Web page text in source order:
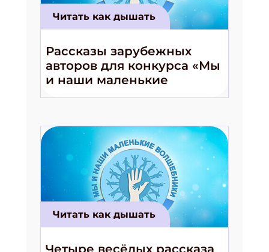
Читать как дышать
Рассказы зарубежных
авторов для конкурса «Мы
и наши маленькие
волшебники!»
Читать как дышать
Четыре весёлых рассказа